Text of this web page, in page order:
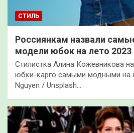
СТИЛЬ
Россиянкам назвали
модели юбок на лето 2023
Стилистка Алина Кожевникова
юбки-карго самыми модными на
Nguyen / Unsplash…